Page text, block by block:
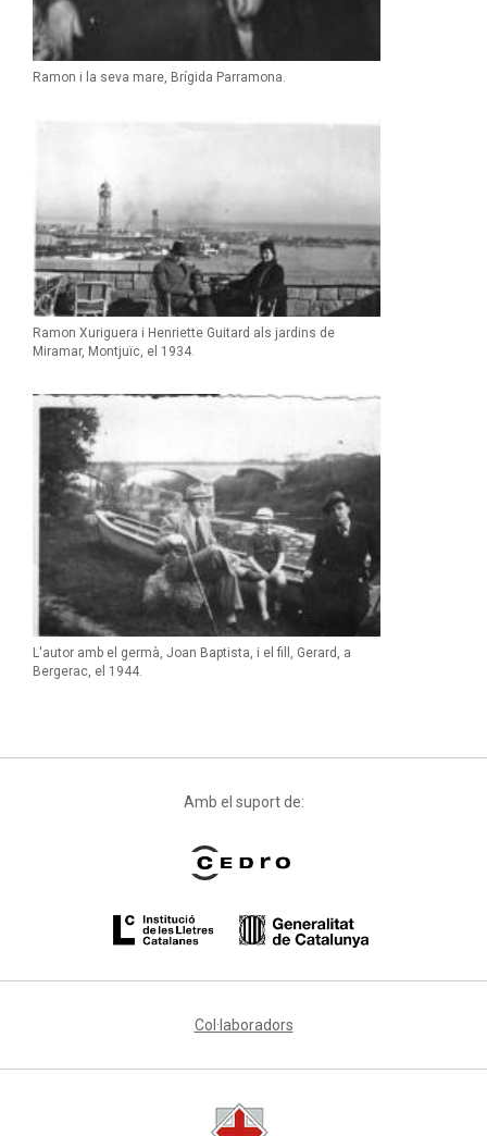
Ramon i la seva mare, Brígida Parramona.
Ramon Xuriguera i Henriette Guitard als jardins de
Miramar, Montjuïc, el 1934.
L'autor amb el germà, Joan Baptista, i el fill, Gerard, a
Bergerac, el 1944.
Amb el suport de:
Col·laboradors